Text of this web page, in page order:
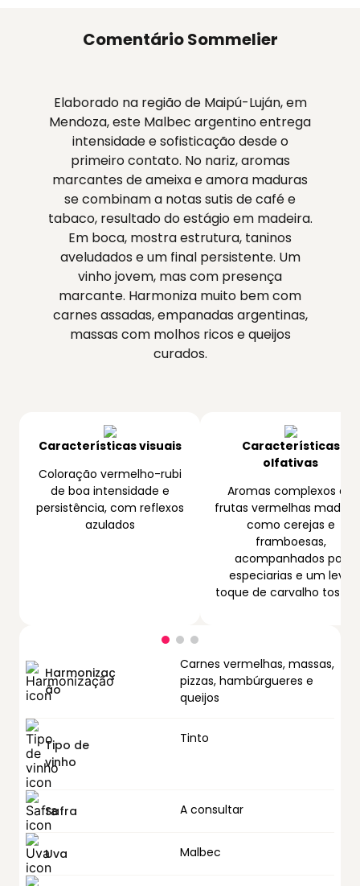
Harmonizaç
ão
Carnes vermelhas, massas,
pizzas, hambúrgueres e
queijos
Tipo de
vinho
Tinto
Safra A consultar
Uva Malbec
Comentário Sommelier
Elaborado na região de Maipú-Luján, em
Mendoza, este Malbec argentino entrega
intensidade e sofisticação desde o
primeiro contato. No nariz, aromas
marcantes de ameixa e amora maduras
se combinam a notas sutis de café e
tabaco, resultado do estágio em madeira.
Em boca, mostra estrutura, taninos
aveludados e um final persistente. Um
vinho jovem, mas com presença
marcante. Harmoniza muito bem com
carnes assadas, empanadas argentinas,
massas com molhos ricos e queijos
curados.
Características visuais
Coloração vermelho-rubi
de boa intensidade e
persistência, com reflexos
azulados
Características
olfativas
Aromas complexos de
frutas vermelhas
como cerejas e
framboesas,
acompanhados por
especiarias e um leve
toque de carvalho